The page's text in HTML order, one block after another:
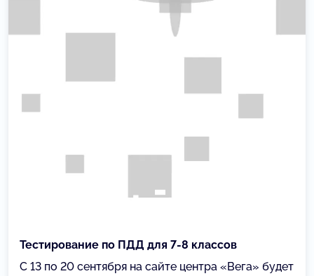
Тестирование по ПДД для 7-8 классов
С 13 по 20 сентября на сайте центра «Вега» будет